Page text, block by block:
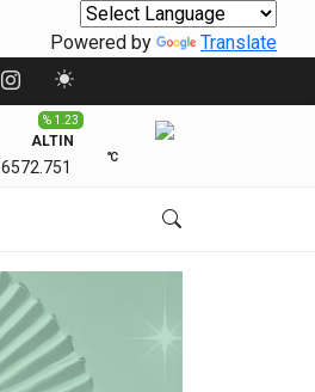
Powered by Translate
ALTIN
6572.751
% 1.23
℃